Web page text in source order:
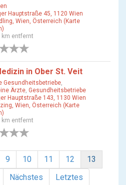
Hauptstraße 45, 1120 Wien
Wien, Österreich (Karte
km entfernt
in Ober St. Veit
Gesundheitsbetriebe,
Ärzte, Gesundheitsbetriebe
Hauptstraße 143, 1130 Wien
Wien, Österreich (Karte
km entfernt
9 10 11 12
13
Nächstes Letztes